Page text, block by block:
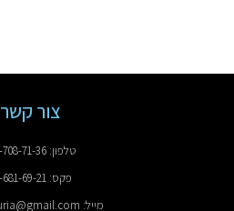
צור קשר
טלפון: 074-708-71-36
פקס: 03-681-69-21
מייל: hatamburia@gmail.com